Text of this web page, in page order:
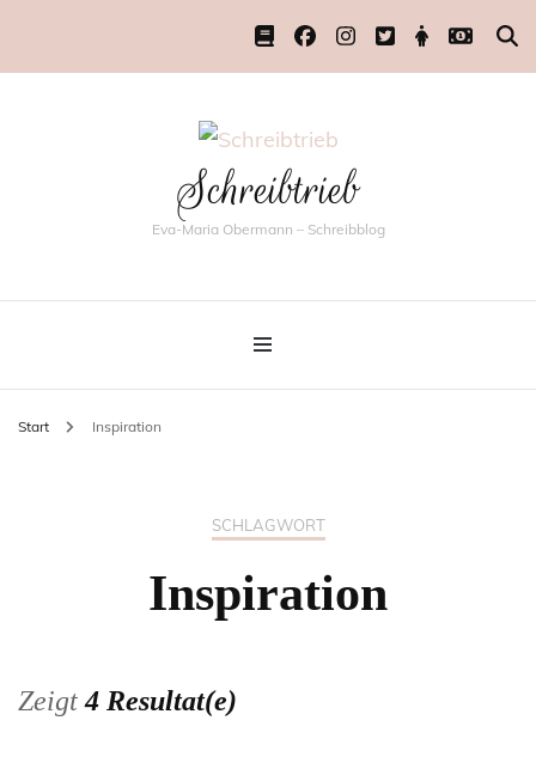
Schreibtrieb
Eva-Maria Obermann – Schreibblog
Start Inspiration
SCHLAGWORT
Inspiration
Zeigt4 Resultat(e)